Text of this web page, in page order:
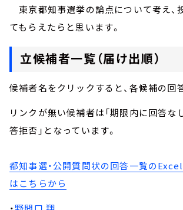
東京都知事選挙の論点について考え、
てもらえたらと思います。
立候補者一覧（届け出順）
候補者名をクリックすると、各候補の回
リンクが無い候補者は「期限内に回答な
答拒否」となっています。
都知事選・公開質問状の回答一覧の
はこちらから